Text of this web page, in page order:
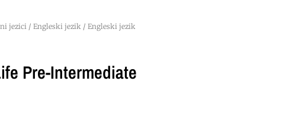
jezici/ Engleski jezik/ Engleski jezik
Pre-Intermediate